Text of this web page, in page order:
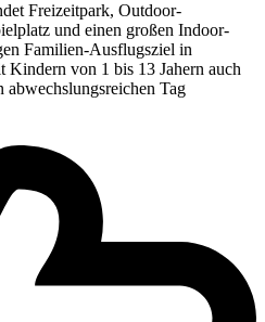
Freizeitpark, Outdoor-
und einen großen Indoor-
Familien-Ausflugsziel in
Kindern von 1 bis 13 Jahern auch
abwechslungsreichen Tag